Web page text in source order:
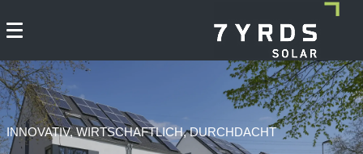
INNOVATIV, WIRTSCHAFTLICH, DURCHDACHT